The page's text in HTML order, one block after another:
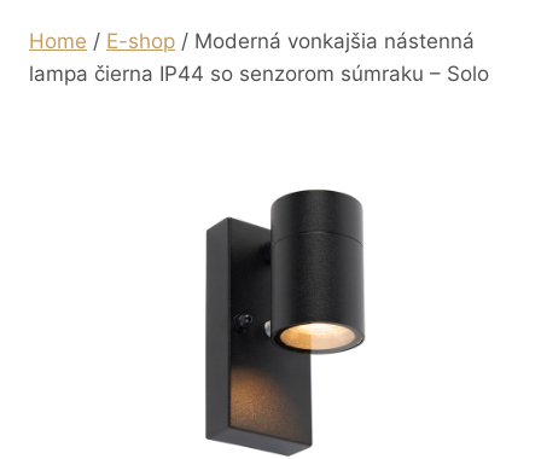
Home / E-shop / Moderná vonkajšia nástenná
lampa čierna IP44 so senzorom súmraku – Solo